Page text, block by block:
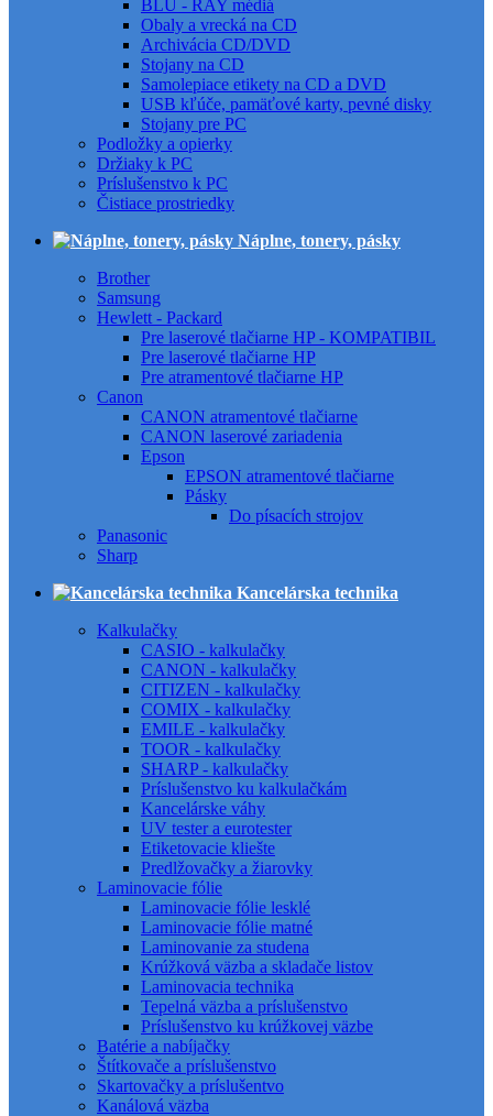
BLU - RAY médiá
Obaly a vrecká na CD
Archivácia CD/DVD
Stojany na CD
Samolepiace etikety na CD a DVD
USB kľúče, pamäťové karty, pevné disky
Stojany pre PC
Podložky a opierky
Držiaky k PC
Príslušenstvo k PC
Čistiace prostriedky
Náplne, tonery, pásky
Brother
Samsung
Hewlett - Packard
Pre laserové tlačiarne HP - KOMPATIBIL
Pre laserové tlačiarne HP
Pre atramentové tlačiarne HP
Canon
CANON atramentové tlačiarne
CANON laserové zariadenia
Epson
EPSON atramentové tlačiarne
Pásky
Do písacích strojov
Panasonic
Sharp
Kancelárska technika
Kalkulačky
CASIO - kalkulačky
CANON - kalkulačky
CITIZEN - kalkulačky
COMIX - kalkulačky
EMILE - kalkulačky
TOOR - kalkulačky
SHARP - kalkulačky
Príslušenstvo ku kalkulačkám
Kancelárske váhy
UV tester a eurotester
Etiketovacie kliešte
Predlžovačky a žiarovky
Laminovacie fólie
Laminovacie fólie lesklé
Laminovacie fólie matné
Laminovanie za studena
Krúžková väzba a skladače listov
Laminovacia technika
Tepelná väzba a príslušenstvo
Príslušenstvo ku krúžkovej väzbe
Batérie a nabíjačky
Štítkovače a príslušenstvo
Skartovačky a príslušentvo
Kanálová väzba